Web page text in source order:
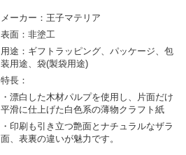
メーカー：王子マテリア
表面：非塗工
用途：ギフトラッピング、パッケージ、包
装用途、袋(製袋用途)
特長：
・漂白した木材パルプを使用し、片面だけ
平滑に仕上げた白色系の薄物クラフト紙
・印刷も引き立つ艶面とナチュラルなザラ
面、表裏の違いが魅力です。